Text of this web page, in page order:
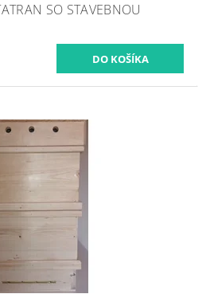
SO STAVEBNOU